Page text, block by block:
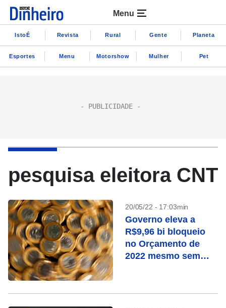
Menu
IstoÉ Revista Rural Gente Planeta
Esportes Menu Motorshow Mulher Pet
pesquisa eleitora CNT
20/05/22 - 17:03min
Governo eleva a
R$9,96 bi bloqueio
no Orçamento de
2022 mesmo sem